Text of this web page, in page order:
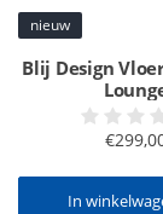
nieuw
Blij Design
In